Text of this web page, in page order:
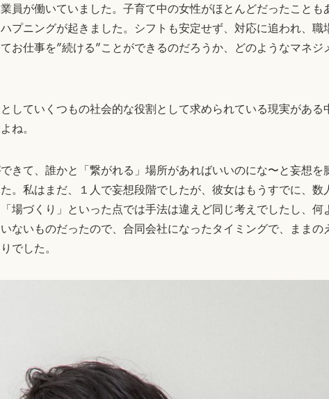
員が働いていました。子育て中の女性がほとんどだったことも
プニングが起きました。シフトも安定せず、対応に追われ、職
お仕事を”続ける”ことができるのだろうか、どのようなマネジ
していくつもの社会的な役割として求められている現実がある
ね。
きて、誰かと「繋がれる」場所があればいいのにな〜と妄想を
。私はまだ、１人で妄想段階でしたが、彼女はもうすでに、数
場づくり」といった点では手法は違えど同じ考えでしたし、何
ないものだったので、合同会社になったタイミングで、ままの
でした。